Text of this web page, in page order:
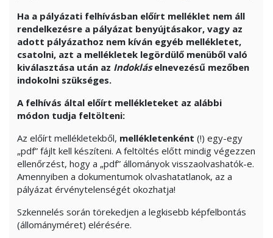
Ha a pályázati felhívásban előírt melléklet nem áll
rendelkezésre a pályázat benyújtásakor, vagy az
adott pályázathoz nem kíván egyéb mellékletet,
csatolni, azt a mellékletek legördülő menüből való
kiválasztása után az Indokláselnevezésű mezőben
indokolni szükséges.
A felhívás által előírt mellékleteket az alábbi
módon tudja feltölteni:
Az előírt mellékletekből, mellékletenként (!) egy-egy
„pdf” fájlt kell készíteni. A feltöltés előtt mindig végezzen
ellenőrzést, hogy a „pdf” állományok visszaolvashatók-e.
Amennyiben a dokumentumok olvashatatlanok, az a
pályázat érvénytelenségét okozhatja!
Szkennelés során törekedjen a legkisebb képfelbontás
(állományméret) elérésére.